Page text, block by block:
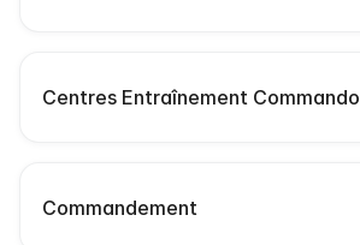
Centres Entraînement Commando
Commandement